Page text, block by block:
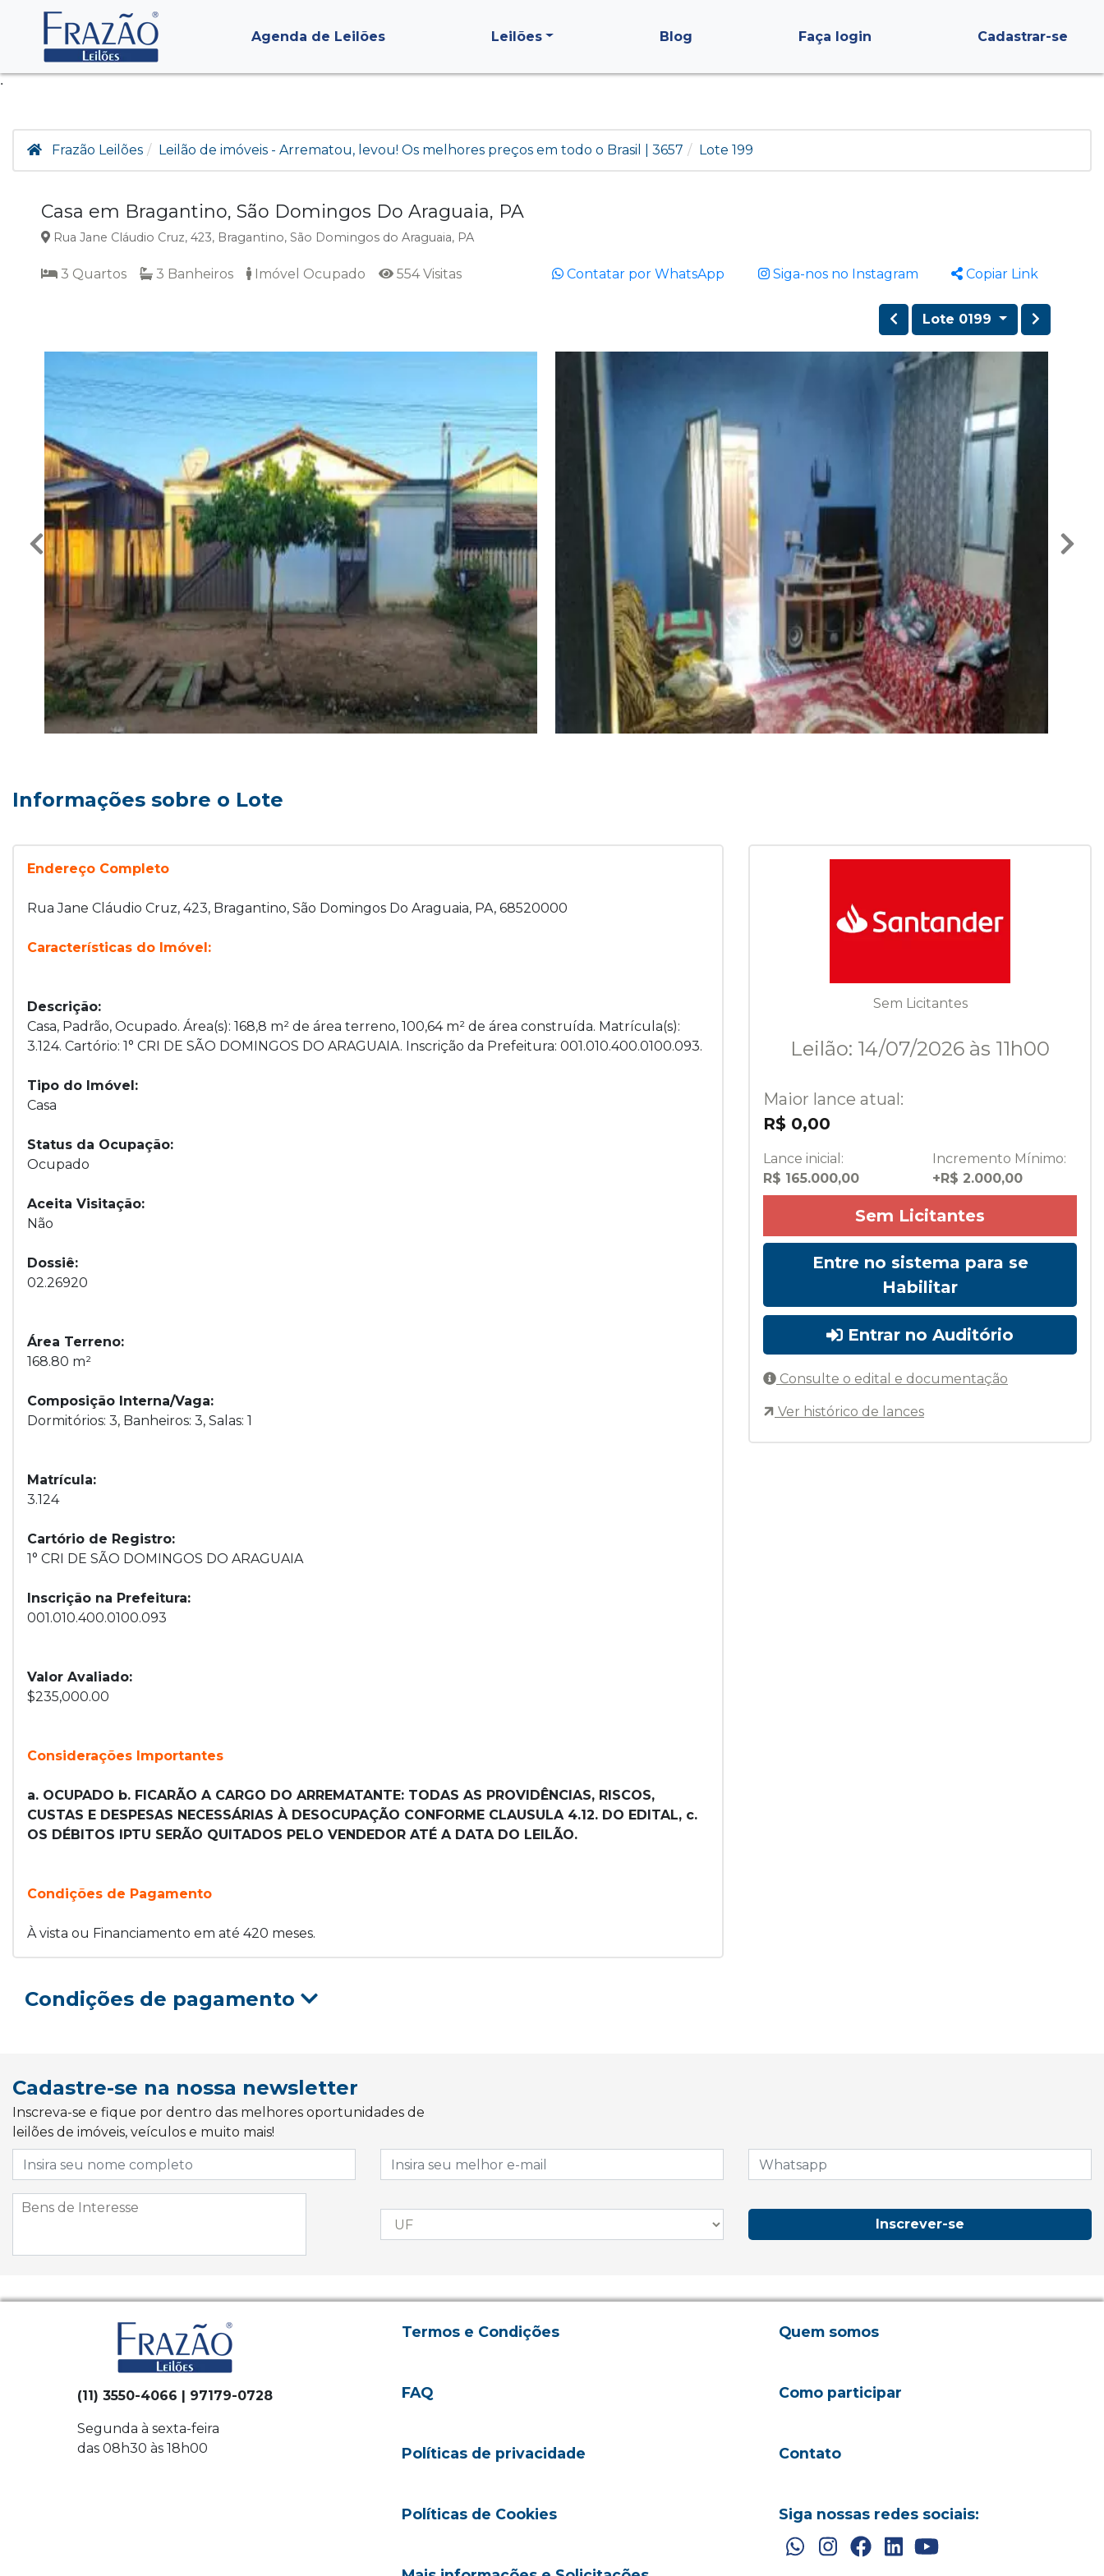
.
Agenda de Leilões Leilões Blog Faça login Cadastrar-se
Frazão Leilões Leilão de imóveis - Arrematou, levou! Os melhores preços em todo o Brasil | 3657 Lote 199
Casa em Bragantino, São Domingos Do Araguaia, PA
Rua Jane Cláudio Cruz, 423, Bragantino, São Domingos do Araguaia, PA
3 Quartos 3 Banheiros Imóvel Ocupado 554 Visitas Contatar por WhatsApp Siga-nos no Instagram Copiar Link
Lote 0199
Informações sobre o Lote
Endereço Completo
Rua Jane Cláudio Cruz, 423, Bragantino, São Domingos Do Araguaia, PA, 68520000
Características do Imóvel:
Descrição:
Casa, Padrão, Ocupado. Área(s): 168,8 m² de área terreno, 100,64 m² de área construída. Matrícula(s):
3.124. Cartório: 1° CRI DE SÃO DOMINGOS DO ARAGUAIA. Inscrição da Prefeitura: 001.010.400.0100.093.
Tipo do Imóvel:
Casa
Status da Ocupação:
Ocupado
Aceita Visitação:
Não
Dossiê:
02.26920
Área Terreno:
168.80 m²
Composição Interna/Vaga:
Dormitórios: 3, Banheiros: 3, Salas: 1
Matrícula:
3.124
Cartório de Registro:
1° CRI DE SÃO DOMINGOS DO ARAGUAIA
Inscrição na Prefeitura:
001.010.400.0100.093
Valor Avaliado:
$235,000.00
Considerações Importantes
a. OCUPADO b. FICARÃO A CARGO DO ARREMATANTE: TODAS AS PROVIDÊNCIAS, RISCOS,
CUSTAS E DESPESAS NECESSÁRIAS À DESOCUPAÇÃO CONFORME CLAUSULA 4.12. DO EDITAL, c.
OS DÉBITOS IPTU SERÃO QUITADOS PELO VENDEDOR ATÉ A DATA DO LEILÃO.
Condições de Pagamento
À vista ou Financiamento em até 420 meses.
Sem Licitantes
Leilão: 14/07/2026 às 11h00
Maior lance atual:
R$ 0,00
Lance inicial:
R$ 165.000,00
Incremento Mínimo:
+R$ 2.000,00
Sem Licitantes
Entre no sistema para se
Habilitar
Entrar no Auditório
Consulte o edital e documentação
Ver histórico de lances
Condições de pagamento
Cadastre-se na nossa newsletter
Inscreva-se e fique por dentro das melhores oportunidades de
leilões de imóveis, veículos e muito mais!
Inscrever-se
(11) 3550-4066 | 97179-0728
Segunda à sexta-feira
das 08h30 às 18h00
Termos e Condições
FAQ
Políticas de privacidade
Políticas de Cookies
Quem somos
Como participar
Contato
Siga nossas redes sociais: